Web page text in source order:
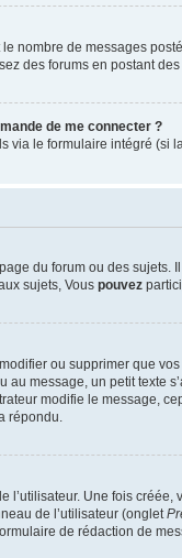
nombre de messages
des forums en postant
de me connecter ?
via le formulaire intégré
du forum ou des
sujets, Vous pouvez
ou supprimer que
message, un petit texte
modifie le message,
répondu.
l’utilisateur. Une fois créée,
de l’utilisateur (onglet
de rédaction de